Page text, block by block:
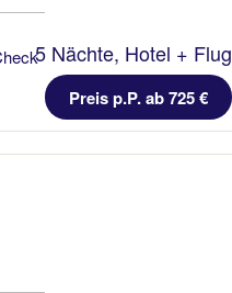
5 Nächte, Hotel + Flug
Preis p.P. ab 725 €